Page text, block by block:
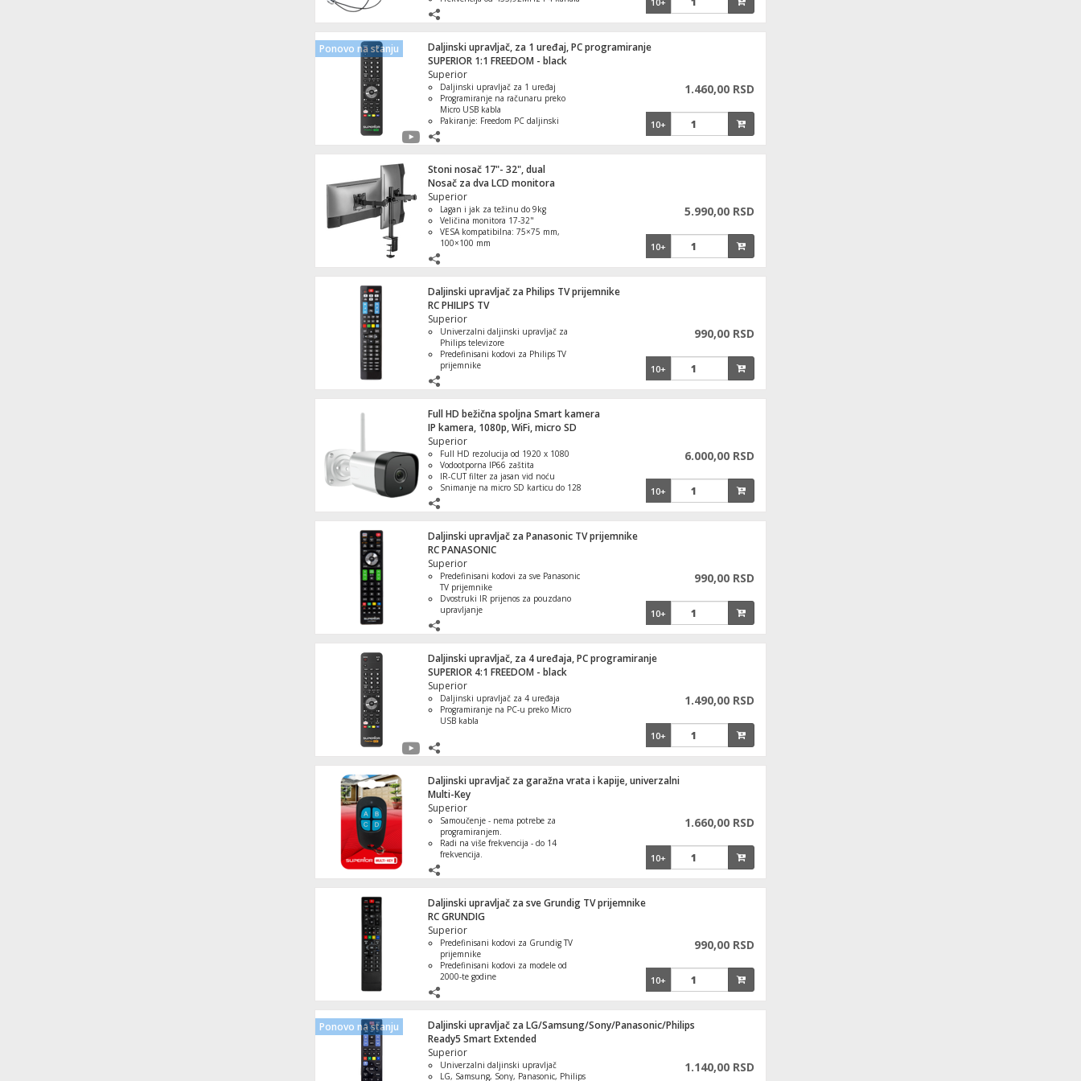
baterije
Pouzdanost i praktičnost Superior
brenda
Ponovo na stanju
Daljinski upravljač, za 1 uređaj, PC programiranje
SUPERIOR 1:1 FREEDOM - black
Superior
Daljinski upravljač za 1 uređaj
Programiranje na računaru preko
Micro USB kabla
Pakiranje: Freedom PC daljinski
1.460,00 RSD
10+
Stoni nosač 17"- 32", dual
Nosač za dva LCD monitora
Superior
Lagan i jak za težinu do 9kg
Veličina monitora 17-32"
VESA kompatibilna: 75×75 mm,
100×100 mm
5.990,00 RSD
10+
Daljinski upravljač za Philips TV prijemnike
RC PHILIPS TV
Superior
Univerzalni daljinski upravljač za
Philips televizore
Predefinisani kodovi za Philips TV
prijemnike
Koristi dve baterije AAA
Elegantan i modern dizajn
990,00 RSD
10+
Full HD bežična spoljna Smart kamera
IP kamera, 1080p, WiFi, micro SD
Superior
Full HD rezolucija od 1920 x 1080
Vodootporna IP66 zaštita
IR-CUT filter za jasan vid noću
Snimanje na micro SD karticu do 128
Aplikacija Smart Life za iOS i Android
6.000,00 RSD
10+
Daljinski upravljač za Panasonic TV prijemnike
RC PANASONIC
Superior
Predefinisani kodovi za sve Panasonic
TV prijemnike
Dvostruki IR prijenos za pouzdano
upravljanje
Napajanje baterijama AAA x 2
Ergonomski dizajn za ugodno držanje
990,00 RSD
10+
Daljinski upravljač, za 4 uređaja, PC programiranje
SUPERIOR 4:1 FREEDOM - black
Superior
Daljinski upravljač za 4 uređaja
Programiranje na PC-u preko Micro
USB kabla
1.490,00 RSD
10+
Daljinski upravljač za garažna vrata i kapije, univerzalni
Multi-Key
Superior
Samoučenje - nema potrebe za
programiranjem.
Radi na više frekvencija - do 14
frekvencija.
Napajanje 2 x 3 V CR2016 baterije.
Univerzalni - zamenjuje daljinske
upravljače sa fiksnim kodovima.
1.660,00 RSD
10+
Daljinski upravljač za sve Grundig TV prijemnike
RC GRUNDIG
Superior
Predefinisani kodovi za Grundig TV
prijemnike
Predefinisani kodovi za modele od
2000-te godine
kontrolu
Napajanje baterija AAA x 2
Jednostavan za korišćenje i
funkcionalan
990,00 RSD
10+
Ponovo na stanju
Daljinski upravljač za LG/Samsung/Sony/Panasonic/Philips
Ready5 Smart Extended
Superior
Univerzalni daljinski upravljač
LG, Samsung, Sony, Panasonic, Philips
1.140,00 RSD